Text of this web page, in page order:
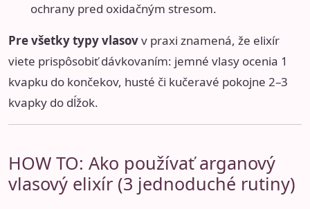
ochrany pred oxidačným stresom.
Pre všetky typy vlasovv praxi znamená, že elixír
viete prispôsobiť dávkovaním: jemné vlasy ocenia 1
kvapku do končekov, husté či kučeravé pokojne 2–3
kvapky do dĺžok.
HOW TO: Ako používať arganový
vlasový elixír (3 jednoduché rutiny)